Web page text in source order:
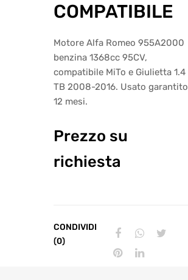
COMPATIBILE
Motore Alfa Romeo 955A2000
benzina 1368cc 95CV,
compatibile MiTo e Giulietta 1.4
TB 2008-2016. Usato garantito
12 mesi.
Prezzo su
richiesta
CONDIVIDI
(0)